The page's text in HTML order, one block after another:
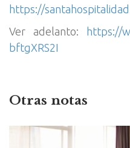
https://
Ver adelanto:
https://
bftgXRS2I
Otras notas